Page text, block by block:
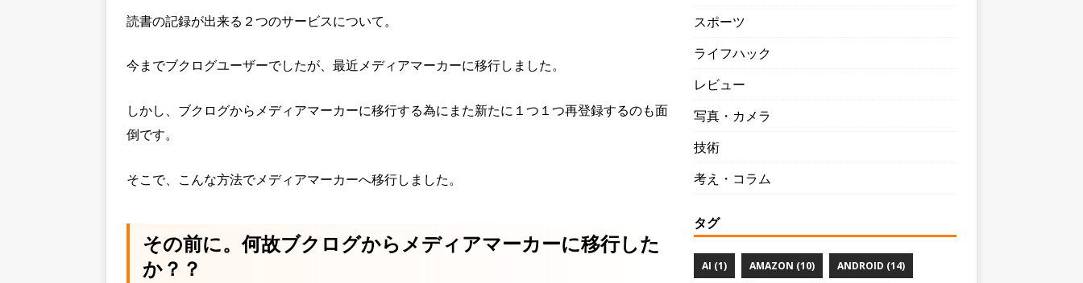
読書の記録が出来る２つのサービスについて。
今までブクログユーザーでしたが、最近メディアマーカーに移行しました。
しかし、ブクログからメディアマーカーに移行する為にまた新たに１つ１つ再登録するのも面
倒です。
そこで、こんな方法でメディアマーカーへ移行しました。
その前に。何故ブクログからメディアマーカーに移行した
か？？
スポーツ
ライフハック
レビュー
写真・カメラ
技術
考え・コラム
タグ
AI (1) AMAZON (10) ANDROID (14)